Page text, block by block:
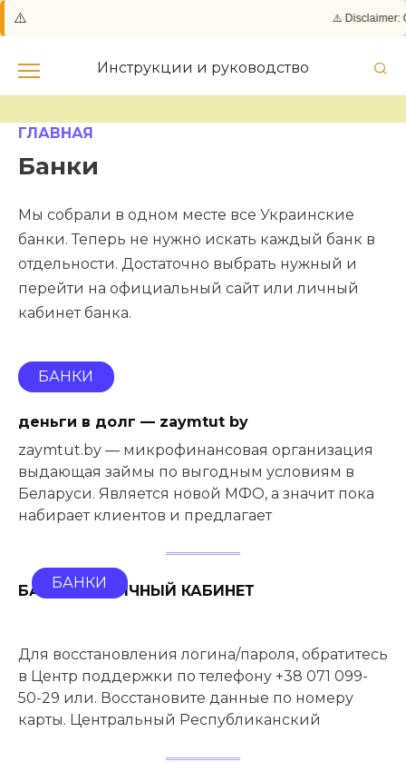
⚠️ ⚠️ Disclaimer:
Инструкции и руководство
ГЛАВНАЯ
Банки
Мы собрали в одном месте все Украинские
банки. Теперь не нужно искать каждый банк в
отдельности. Достаточно выбрать нужный и
перейти на официальный сайт или личный
кабинет банка.
БАНКИ
деньги в долг — zaymtut by
zaymtut.by — микрофинансовая организация
выдающая займы по выгодным условиям в
Беларуси. Является новой МФО, а значит пока
набирает клиентов и предлагает
БАНК ДНР ЛИЧНЫЙ КАБИНЕТ
БАНКИ
Для восстановления логина/пароля, обратитесь
в Центр поддержки по телефону +38 071 099-
50-29 или. Восстановите данные по номеру
карты. Центральный Республиканский